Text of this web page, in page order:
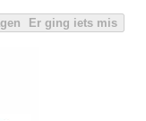
Er ging iets mis